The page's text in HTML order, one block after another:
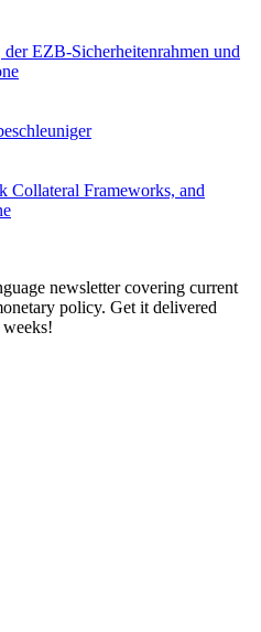
der EZB-Sicherheitenrahmen und
Collateral Frameworks, and
newsletter covering current
policy. Get it delivered